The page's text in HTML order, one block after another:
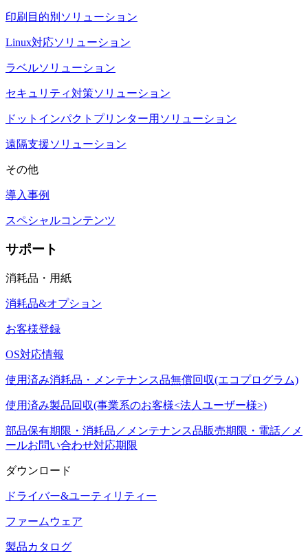
印刷目的別ソリューション
Linux対応ソリューション
ラベルソリューション
セキュリティ対策ソリューション
ドットインパクトプリンター用ソリューション
遠隔支援ソリューション
その他
導入事例
スペシャルコンテンツ
サポート
消耗品・用紙
消耗品&オプション
お客様登録
OS対応情報
使用済み消耗品・メンテナンス品無償回収(エコプログラム)
使用済み製品回収(事業系のお客様<法人ユーザー様>)
部品保有期限・消耗品／メンテナンス品販売期限・電話／メ
ールお問い合わせ対応期限
ダウンロード
ドライバー&ユーティリティー
ファームウェア
製品カタログ